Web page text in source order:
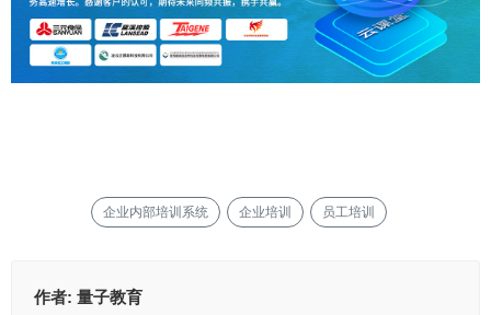
企业内部培训系统 企业培训 员工培训
作者: 量子教育